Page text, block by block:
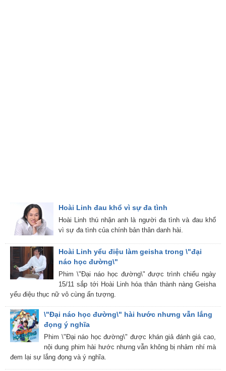
Hoài Linh đau khổ vì sự đa tình
Hoài Linh thú nhận anh là người đa tình và đau khổ
vì sự đa tình của chính bản thân danh hài.
Hoài Linh yểu điệu làm geisha trong \"đại
náo học đường\"
Phim \"Đại náo học đường\" được trình chiếu ngày
15/11 sắp tới Hoài Linh hóa thân thành nàng Geisha
yểu điệu thục nữ vô cùng ấn tượng.
\"Đại náo học đường\" hài hước nhưng vẫn lắng
đọng ý nghĩa
Phim \"Đại náo học đường\" được khán giả đánh giá cao,
nội dung phim hài hước nhưng vẫn không bị nhảm nhí mà
đem lại sự lắng đọng và ý nghĩa.